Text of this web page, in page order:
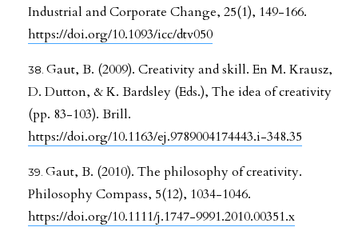
Industrial and Corporate Change, 25(1), 149-166.
https://doi.org/10.1093/icc/dtv050
Gaut, B. (2009). Creativity and skill. En M. Krausz,
D. Dutton, & K. Bardsley (Eds.), The idea of creativity
(pp. 83-103). Brill.
https://doi.org/10.1163/ej.9789004174443.i-348.35
Gaut, B. (2010). The philosophy of creativity.
Philosophy Compass, 5(12), 1034-1046.
https://doi.org/10.1111/j.1747-9991.2010.00351.x